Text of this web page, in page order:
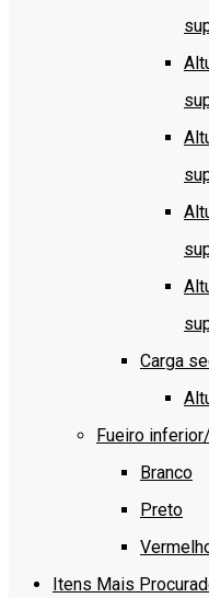
Carga
Fueiro
Branco
Preto
Itens Mais